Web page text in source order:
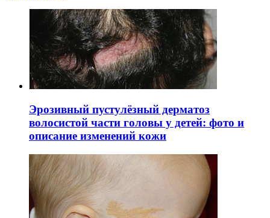
Эрозивный пустулёзный дерматоз
волосистой части головы у детей: фото и
описание изменений кожи